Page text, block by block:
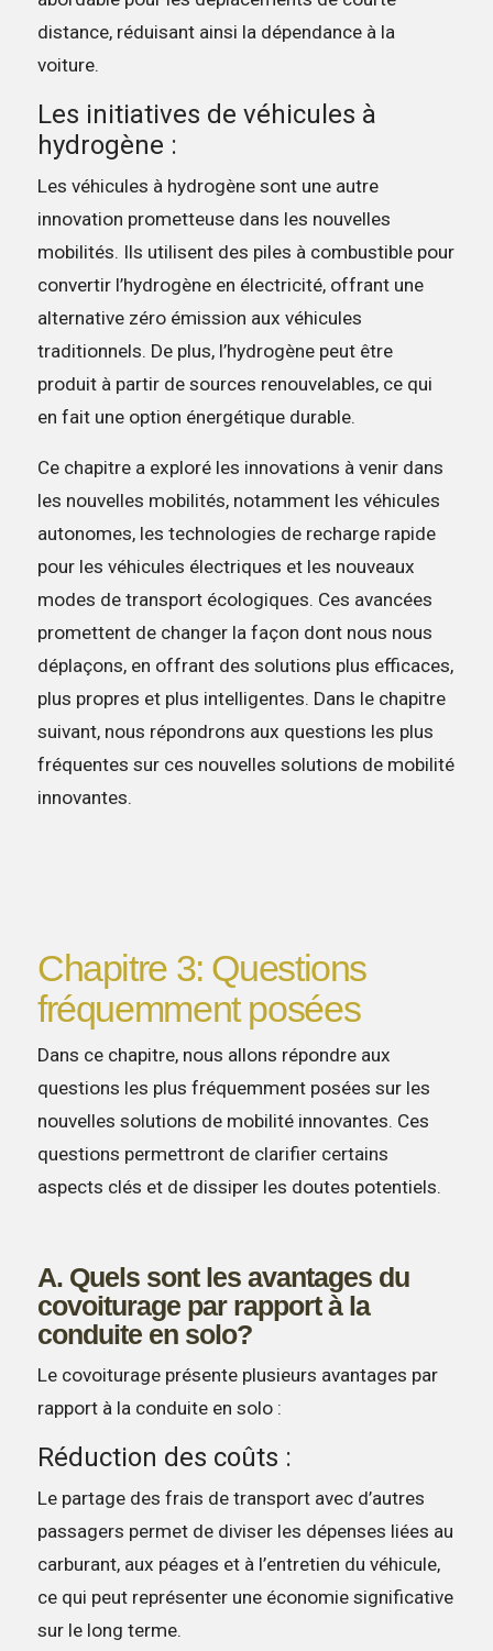
distance, réduisant ainsi la dépendance à la
voiture.
Les initiatives de véhicules à
hydrogène :
Les véhicules à hydrogène sont une autre
innovation prometteuse dans les nouvelles
mobilités. Ils utilisent des piles à combustible pour
convertir l’hydrogène en électricité, offrant une
alternative zéro émission aux véhicules
traditionnels. De plus, l’hydrogène peut être
produit à partir de sources renouvelables, ce qui
en fait une option énergétique durable.
Ce chapitre a exploré les innovations à venir dans
les nouvelles mobilités, notamment les véhicules
autonomes, les technologies de recharge rapide
pour les véhicules électriques et les nouveaux
modes de transport écologiques. Ces avancées
promettent de changer la façon dont nous nous
déplaçons, en offrant des solutions plus efficaces,
plus propres et plus intelligentes. Dans le chapitre
suivant, nous répondrons aux questions les plus
fréquentes sur ces nouvelles solutions de mobilité
innovantes.
Chapitre 3: Questions
fréquemment posées
Dans ce chapitre, nous allons répondre aux
questions les plus fréquemment posées sur les
nouvelles solutions de mobilité innovantes. Ces
questions permettront de clarifier certains
aspects clés et de dissiper les doutes potentiels.
A. Quels sont les avantages du
covoiturage par rapport à la
conduite en solo?
Le covoiturage présente plusieurs avantages par
rapport à la conduite en solo :
Réduction des coûts :
Le partage des frais de transport avec d’autres
passagers permet de diviser les dépenses liées au
carburant, aux péages et à l’entretien du véhicule,
ce qui peut représenter une économie significative
sur le long terme.